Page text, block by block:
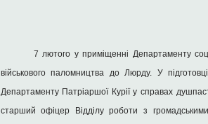
7 лютого у приміщенні Департаменту
військового паломництва до Люрду. У
Департаменту Патріаршої Курії у справах
старший офіцер Відділу роботи з